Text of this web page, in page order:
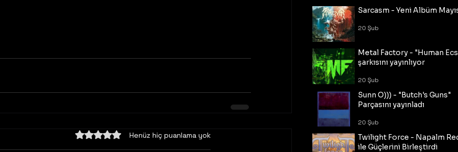
5 üzerinden 0 yıldızHenüz hiç puanlama yok
Sarcasm - Yeni Albüm
20 Şub
Metal Factory - "Human
şarkısını yayınlıyor
20 Şub
Sunn O))) - "Butch's Guns"
Parçasını yayınladı
20 Şub
Twilight Force - Napalm
ile Güçlerini Birleştirdi